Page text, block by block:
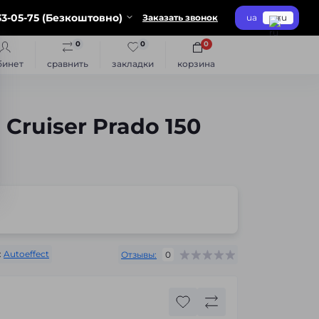
05-75 (Безкоштовно) Заказать звонок ua ru
сравнить
0
закладки
0
корзина
0
Prado 150
Autoeffect Отзывы: 0